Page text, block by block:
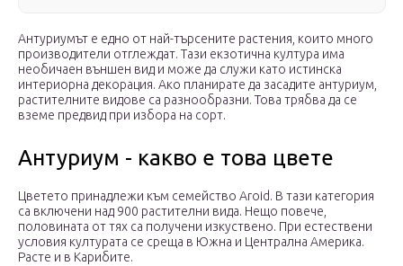
Антуриумът е едно от най-търсените растения, които много
производители отглеждат. Тази екзотична култура има
необичаен външен вид и може да служи като истинска
интериорна декорация. Ако планирате да засадите антуриум,
растителните видове са разнообразни. Това трябва да се
вземе предвид при избора на сорт.
Антуриум - какво е това цвете
Цветето принадлежи към семейство Aroid. В тази категория
са включени над 900 растителни вида. Нещо повече,
половината от тях са получени изкуствено. При естествени
условия културата се среща в Южна и Централна Америка.
Расте и в Карибите.